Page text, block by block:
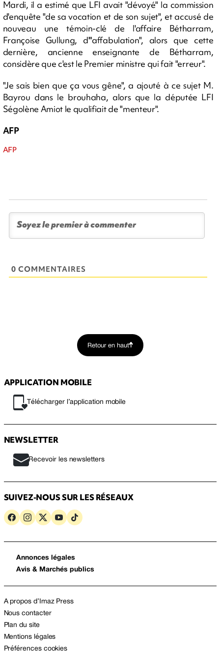
Mardi, il a estimé que LFI avait "dévoyé" la commission
d'enquête "de sa vocation et de son sujet", et accusé de
nouveau une témoin-clé de l'affaire Bétharram,
Françoise Gullung, d'"affabulation", alors que cette
dernière, ancienne enseignante de Bétharram,
considère que c'est le Premier ministre qui fait "erreur".
"Je sais bien que ça vous gêne", a ajouté à ce sujet M.
Bayrou dans le brouhaha, alors que la députée LFI
Ségolène Amiot le qualifiait de "menteur".
AFP
AFP
0 COMMENTAIRES
Retour en haut
APPLICATION MOBILE
Télécharger l’application mobile
NEWSLETTER
Recevoir les newsletters
SUIVEZ-NOUS SUR LES RÉSEAUX
Annonces légales
Avis & Marchés publics
A propos d’Imaz Press
Nous contacter
Plan du site
Mentions légales
Préférences cookies